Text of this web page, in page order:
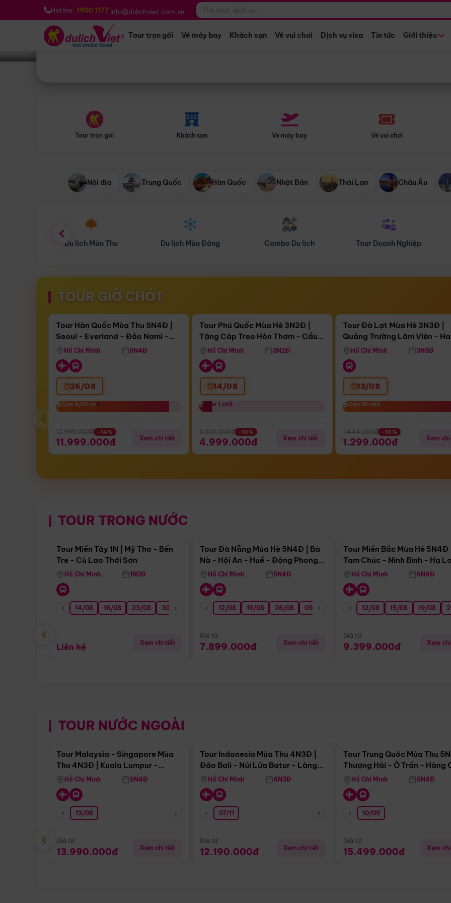
Hotline: 1900 1177 info@dulichviet.com.vn
Tour trọn gói Vé máy bay Khách sạn Vé vui chơi Dịch vụ visa Tin tức Giới thiệu
Bạn muốn đi đâu? *
Tour trọn gói Khách sạn Vé máy bay Vé vui chơi
Nội địa Trung Quốc Hàn Quốc Nhật Bản Thái Lan Châu Âu
Du lịch Mùa Đông Combo Du lịch Tour Doanh Nghiệp Du lịch Hành Hương
TOUR GIỜ CHÓT
Còn17 ngày 14:06:10
Bay Sun Phuquoc Airways
Điểm nổi bật
Tour Hàn Quốc Mùa Thu 5N4Đ |
Seoul - Everland - Đảo Nami -
Tháp Namsan (Bay Sun Phuquoc
Airways)
Hồ Chí Minh 5N4Đ
26/08
Còn 9/10 chỗ
Còn 9/10 chỗ
13.999.000đ -14%
11.999.000đ Xem chi tiết
Còn05 ngày 14:06:10
Tặng Cáp Treo Hòn Thơm
Tour Phú Quốc Mùa Hè 3N2Đ |
Tặng Cáp Treo Hòn Thơm - Cầu
Hôn - Công Viên Nước Aquatopia
Hồ Chí Minh 3N2Đ
14/08
Còn 1 chỗ
Còn 1 chỗ
5.555.000đ -10%
4.999.000đ Xem chi tiết
Còn04 ngày 14:06:10
Tour Đà Lạt Mùa Hè 3N3Đ |
Quảng Trường Lâm Viên -
Hill - Puppy Farm
Hồ Chí Minh 3N3Đ
13/08
Còn 10 chỗ
Còn 10 chỗ
1.444.000đ -10%
1.299.000đ Xem
‹
TOUR TRONG NƯỚC
Điểm nổi bật
Tour Miền Tây 1N | Mỹ Tho - Bến
Tre - Cù Lao Thới Sơn
Hồ Chí Minh 1N0Đ
14/08 16/08 23/08 30/08 06/09 13/09 20/09 27/09
Liên hệ Xem chi tiết
Tour Đà Nẵng Mùa Hè 5N4Đ | Bà
Nà - Hội An - Huế - Động Phong
NhaHồ Chí Minh 5N4Đ
12/08 19/08 26/08 09/09 16/09 23/09 30/09 07/10
Giá từ:
7.899.000đ Xem chi tiết
Tour Miền Bắc Mùa Hè 5N4Đ |
Tam Chúc - Ninh Bình - Hạ
Hồ Chí Minh 5N4Đ
12/08 15/08 19/08
Giá từ:
9.399.000đ Xem
‹
TOUR NƯỚC NGOÀI
Điểm nổi bật
Tour Malaysia - Singapore Mùa
Thu 4N3Đ | Kuala Lumpur -
Malacca - Johor Baru -
Singapore
Hồ Chí Minh 5N4Đ
13/08
Giá từ:
13.990.000đ Xem chi tiết
Tour Indonesia Mùa Thu 4N3Đ |
Đảo Bali - Núi Lửa Batur - Làng
Penglipuran
Hồ Chí Minh 4N3Đ
07/11
Giá từ:
12.190.000đ Xem chi tiết
Tour Trung Quôc Mùa Thu
Thượng Hải - Ô Trấn - Hàng
(Tour Không Shopping)
Hồ Chí Minh 5N4Đ
10/09
Giá từ:
15.499.000đ Xem
‹